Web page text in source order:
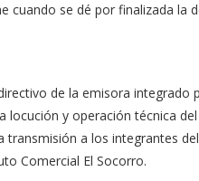
cuando se dé por finalizada la
de la emisora integrado
locución y operación técnica
a los integrantes
Comercial El Socorro.